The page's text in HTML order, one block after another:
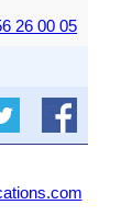
26 00 05